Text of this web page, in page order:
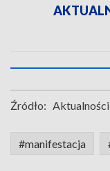
Źródło:
#manifestacja